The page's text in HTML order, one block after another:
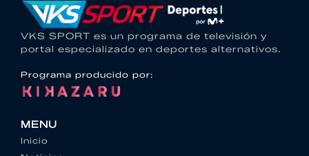
VKS SPORT es un programa de televisión y
portal especializado en deportes alternativos.
Programa producido por:
MENU
Inicio